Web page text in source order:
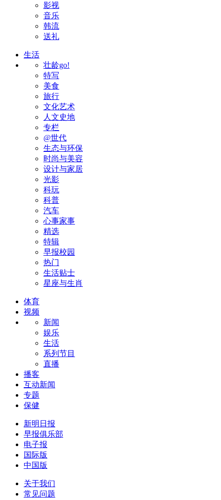
影视
音乐
韩流
送礼
生活
壮龄go!
特写
美食
旅行
文化艺术
人文史地
专栏
@世代
生态与环保
时尚与美容
设计与家居
光影
科玩
科普
汽车
心事家事
精选
特辑
早报校园
热门
生活贴士
星座与生肖
体育
视频
新闻
娱乐
生活
系列节目
直播
播客
互动新闻
专题
保健
新明日报
早报俱乐部
电子报
国际版
中国版
关于我们
常见问题